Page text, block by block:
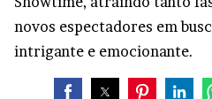
novos espectadores em
intrigante e emocionante.